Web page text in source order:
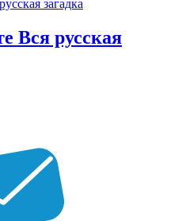
Вся русская